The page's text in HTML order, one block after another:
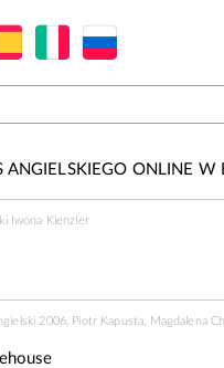
ANGIELSKIEGO ONLINE W
Iwona Kienzler
2006, Piotr Kapusta, Magdalena